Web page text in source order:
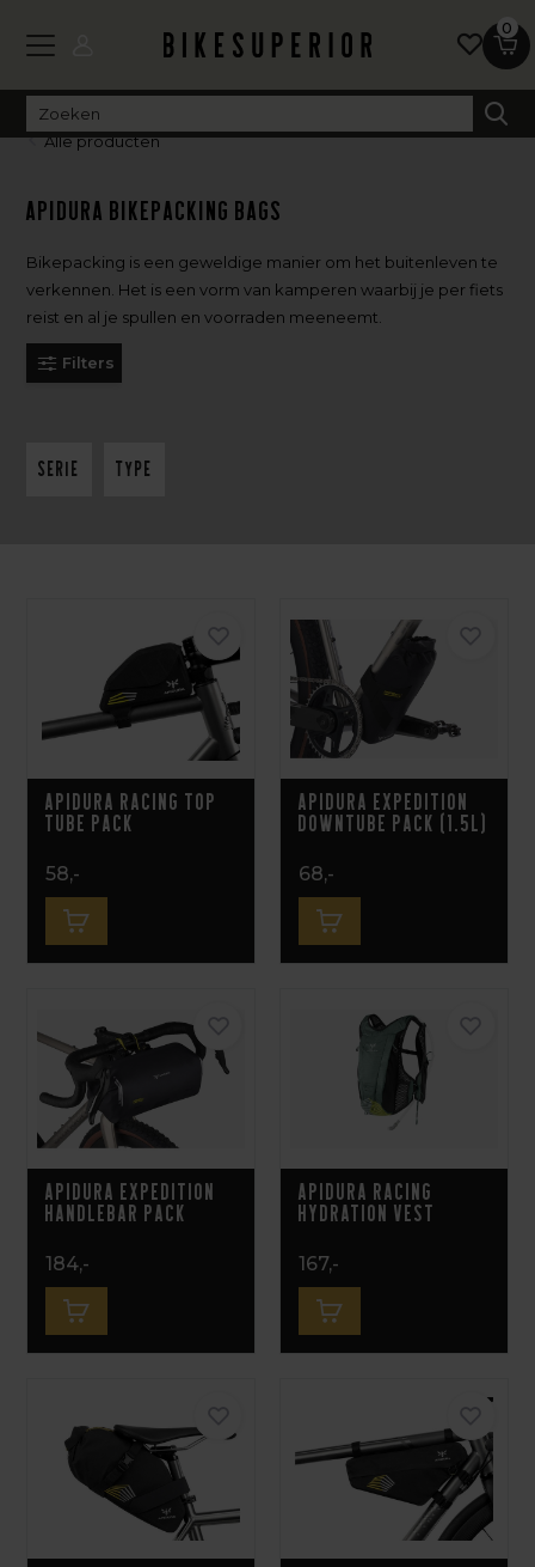
0
Alle producten
Apidura Bikepacking Bags
Bikepacking is een geweldige manier om het buitenleven te
verkennen. Het is een vorm van kamperen waarbij je per fiets
reist en al je spullen en voorraden meeneemt.
Filters
Serie Type
Apidura Racing Top
Tube Pack
58,-
Apidura Expedition
Downtube Pack (1.5L)
68,-
Apidura Expedition
Handlebar Pack
184,-
Apidura Racing
Hydration Vest
167,-